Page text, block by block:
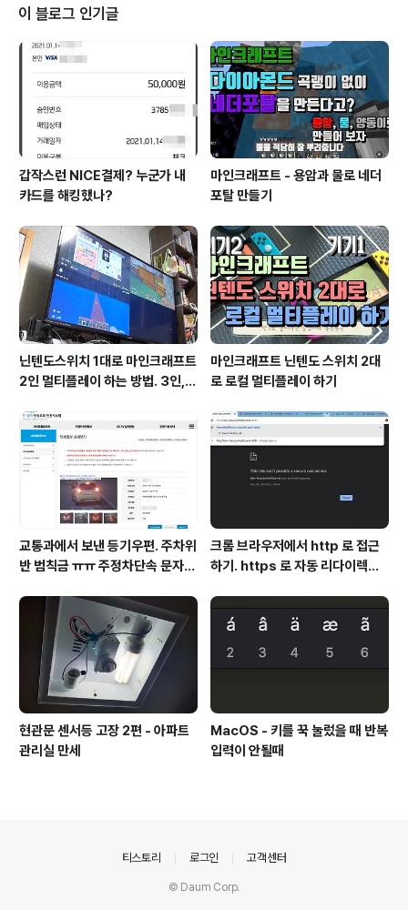
는 장점이 있습니다. 게다가 흑돼지 치고는 100g당 가격
도 저렴한 편입니다. 100g당 1800원 정도였던 거 같은데
할인 스티커 때문에 가려졌네요. 20% 할인해서 100g당
1495원인 상태입니다. 삼겹살, 목살, 앞다리살은 주로 구
워서 먹는 편입니다. 등심도 구워서 먹습니다. 등심은 돈가
이 블로그 인기글
갑작스런 NICE결제? 누군가 내
카드를 해킹했나?
마인크래프트 - 용암과 물로 네더
포탈 만들기
닌텐도스위치 1대로 마인크래프트
2인 멀티플레이 하는 방법. 3인, 4
마인크래프트 닌텐도 스위치 2대
로 로컬 멀티플레이 하기
교통과에서 보낸 등기우편. 주차위
반 범칙금 ㅠㅠ 주정차단속 문자알
크롬 브라우저에서 http 로 접근
하기. https 로 자동 리다이렉트
현관문 센서등 고장 2편 - 아파트
관리실 만세
MacOS - 키를 꾹 눌렀을 때 반복
입력이 안될때
티스토리 로그인 고객센터
© Daum Corp.